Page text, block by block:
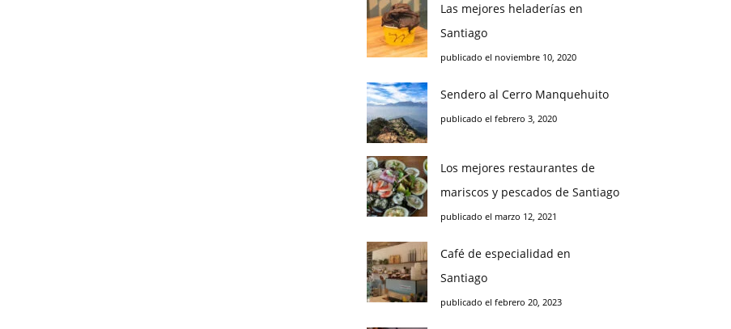
Las mejores heladerías en
Santiago
publicado el noviembre 10, 2020
Sendero al Cerro Manquehuito
publicado el febrero 3, 2020
Los mejores restaurantes de
mariscos y pescados de Santiago
publicado el marzo 12, 2021
Café de especialidad en
Santiago
publicado el febrero 20, 2023